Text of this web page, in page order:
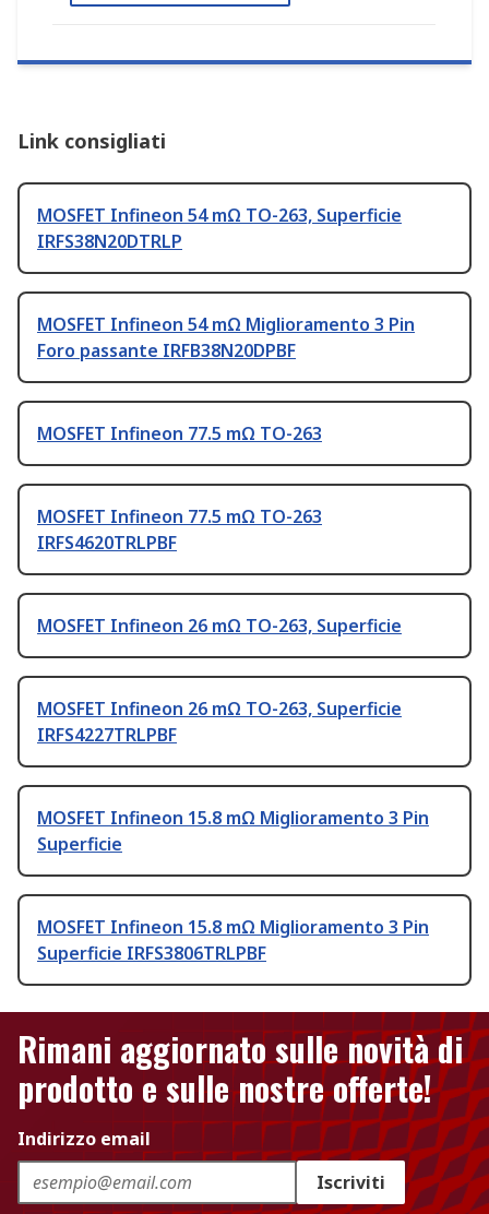
Link consigliati
MOSFET Infineon 54 mΩ TO-263, Superficie
IRFS38N20DTRLP
MOSFET Infineon 54 mΩ Miglioramento 3 Pin
Foro passante IRFB38N20DPBF
MOSFET Infineon 77.5 mΩ TO-263
MOSFET Infineon 77.5 mΩ TO-263
IRFS4620TRLPBF
MOSFET Infineon 26 mΩ TO-263, Superficie
MOSFET Infineon 26 mΩ TO-263, Superficie
IRFS4227TRLPBF
MOSFET Infineon 15.8 mΩ Miglioramento 3 Pin
Superficie
MOSFET Infineon 15.8 mΩ Miglioramento 3 Pin
Superficie IRFS3806TRLPBF
Rimani aggiornato sulle novità di
prodotto e sulle nostre offerte!
Indirizzo email
Iscriviti